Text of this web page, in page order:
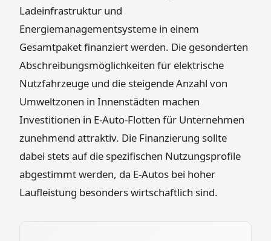
Ladeinfrastruktur und
Energiemanagementsysteme in einem
Gesamtpaket finanziert werden. Die gesonderten
Abschreibungsmöglichkeiten für elektrische
Nutzfahrzeuge und die steigende Anzahl von
Umweltzonen in Innenstädten machen
Investitionen in E-Auto-Flotten für Unternehmen
zunehmend attraktiv. Die Finanzierung sollte
dabei stets auf die spezifischen Nutzungsprofile
abgestimmt werden, da E-Autos bei hoher
Laufleistung besonders wirtschaftlich sind.